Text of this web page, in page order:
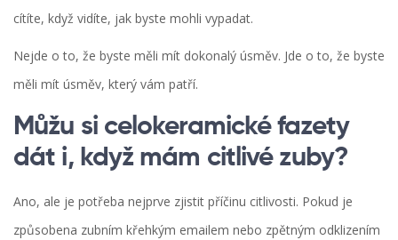
cítíte, když vidíte, jak byste mohli vypadat.
Nejde o to, že byste měli mít dokonalý úsměv. Jde o to, že byste
měli mít úsměv, který vám patří.
Můžu si celokeramické fazety
dát i, když mám citlivé zuby?
Ano, ale je potřeba nejprve zjistit příčinu citlivosti. Pokud je
způsobena zubním křehkým emailem nebo zpětným odklizením